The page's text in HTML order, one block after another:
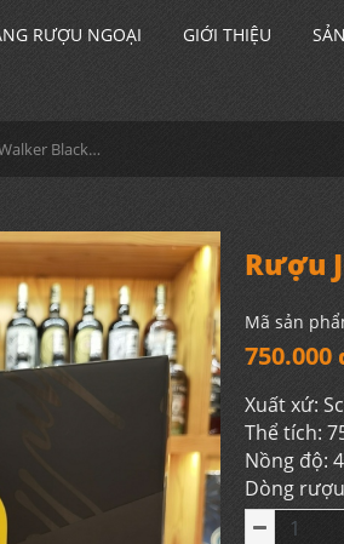
RƯỢU NGOẠI GIỚI THIỆU
Rượu Johnnie Walker Black Label Hộp Quà 2026
Rượu
Mã sản
750.000
Xuất xứ:
Thể tích:
Nồng độ:
Dòng